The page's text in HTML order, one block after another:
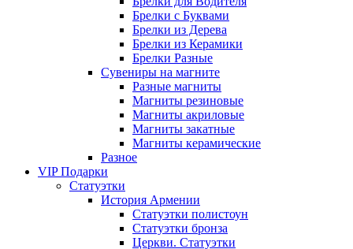
Брелки с Буквами
Брелки из Дерева
Брелки из Керамики
Брелки Разные
Сувениры на магните
Разные магниты
Магниты резиновые
Магниты акриловые
Магниты закатные
Магниты керамические
Разное
VIP Подарки
Статуэтки
История Армении
Статуэтки полистоун
Статуэтки бронза
Церкви. Статуэтки